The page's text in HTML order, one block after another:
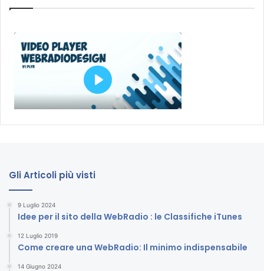
Gli Articoli più visti
9 Luglio 2024
Idee per il sito della WebRadio : le Classifiche iTunes
12 Luglio 2019
Come creare una WebRadio: Il minimo indispensabile
14 Giugno 2024